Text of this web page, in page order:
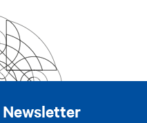
Newsletter